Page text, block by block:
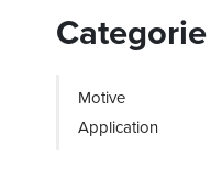
Categorie
Motive
Application